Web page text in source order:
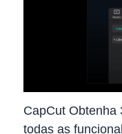
CapCut Obtenha
todas as